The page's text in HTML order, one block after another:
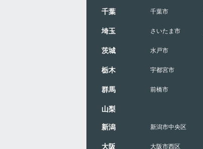
千葉 千葉市
埼玉 さいたま市
茨城 水戸市
栃木 宇都宮市
群馬 前橋市
山梨
新潟 新潟市中央区
大阪 大阪市西区